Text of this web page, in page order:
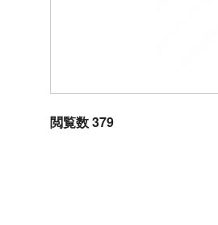
閲覧数 379